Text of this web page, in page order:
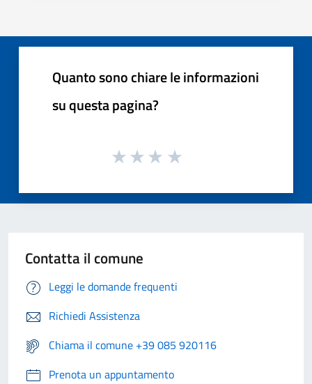
Quanto sono chiare le informazioni
su questa pagina?
Contatta il comune
Leggi le domande frequenti
Richiedi Assistenza
Chiama il comune +39 085 920116
Prenota un appuntamento